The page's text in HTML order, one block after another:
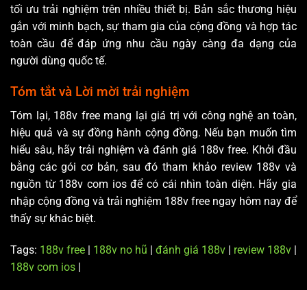
tối ưu trải nghiệm trên nhiều thiết bị. Bản sắc thương hiệu
gắn với minh bạch, sự tham gia của cộng đồng và hợp tác
toàn cầu để đáp ứng nhu cầu ngày càng đa dạng của
người dùng quốc tế.
Tóm tắt và Lời mời trải nghiệm
Tóm lại, 188v free mang lại giá trị với công nghệ an toàn,
hiệu quả và sự đồng hành cộng đồng. Nếu bạn muốn tìm
hiểu sâu, hãy trải nghiệm và đánh giá 188v free. Khởi đầu
bằng các gói cơ bản, sau đó tham khảo review 188v và
nguồn từ 188v com ios để có cái nhìn toàn diện. Hãy gia
nhập cộng đồng và trải nghiệm 188v free ngay hôm nay để
thấy sự khác biệt.
Tags: 188v free | 188v no hũ | đánh giá 188v | review 188v |
188v com ios |